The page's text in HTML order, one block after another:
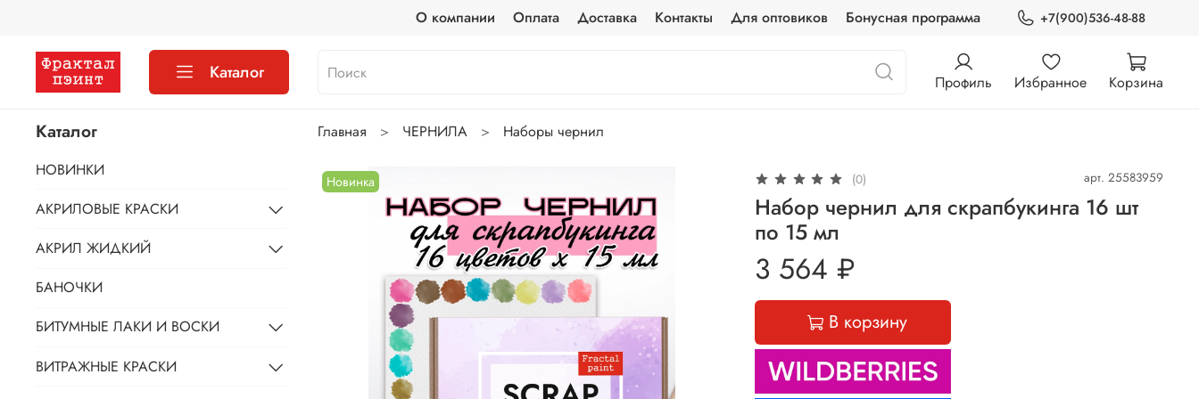
О компании Оплата Доставка Контакты Для оптовиков Бонусная программа +7(900)536-48-88
Каталог Профиль Избранное Корзина
Главная ЧЕРНИЛА Наборы чернил
Новинка (0) арт. 25583959
Набор чернил для скрапбукинга 16 шт
по 15 мл
3 564 ₽
В корзину
Каталог
НОВИНКИ
АКРИЛОВЫЕ КРАСКИ
АКРИЛ ЖИДКИЙ
БАНОЧКИ
БИТУМНЫЕ ЛАКИ И ВОСКИ
ВИТРАЖНЫЕ КРАСКИ